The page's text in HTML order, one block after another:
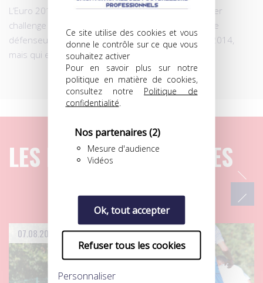
Ce site utilise des cookies et vous
donne le contrôle sur ce que vous
souhaitez activer
Pour en savoir plus sur notre
politique en matière de cookies,
consultez notre Politique de
confidentialité
Nos partenaires(2)
Mesure d'audience
Vidéos
Ok, tout accepter
Refuser tous les cookies
Personnaliser
L’Euro 2016 en France s’annonce comme le « dernier
challenge » pour Jérémy Mathieu, comme l’a confié le
défenseur de 30 ans, non retenu pour le Mondial 2014,
mais qui espère être en Bleu dans deux ans.
LES DERNIERS ARTICLES
07.08.2026